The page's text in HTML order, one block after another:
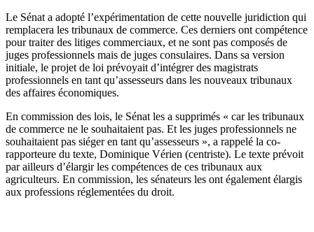
Le Sénat a adopté l’expérimentation de cette nouvelle juridiction qui
remplacera les tribunaux de commerce. Ces derniers ont compétence
pour traiter des litiges commerciaux, et ne sont pas composés de
juges professionnels mais de juges consulaires. Dans sa version
initiale, le projet de loi prévoyait d’intégrer des magistrats
professionnels en tant qu’assesseurs dans les nouveaux tribunaux
des affaires économiques.
En commission des lois, le Sénat les a supprimés « car les tribunaux
de commerce ne le souhaitaient pas. Et les juges professionnels ne
souhaitaient pas siéger en tant qu’assesseurs », a rappelé la co-
rapporteure du texte, Dominique Vérien (centriste). Le texte prévoit
par ailleurs d’élargir les compétences de ces tribunaux aux
agriculteurs. En commission, les sénateurs les ont également élargis
aux professions réglementées du droit.